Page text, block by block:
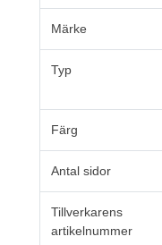
Märke
Typ
Färg
Antal sidor
Tillverkarens
artikelnummer